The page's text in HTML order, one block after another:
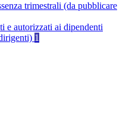
trimestrali (da pubblicare
e autorizzati ai dipendenti
1